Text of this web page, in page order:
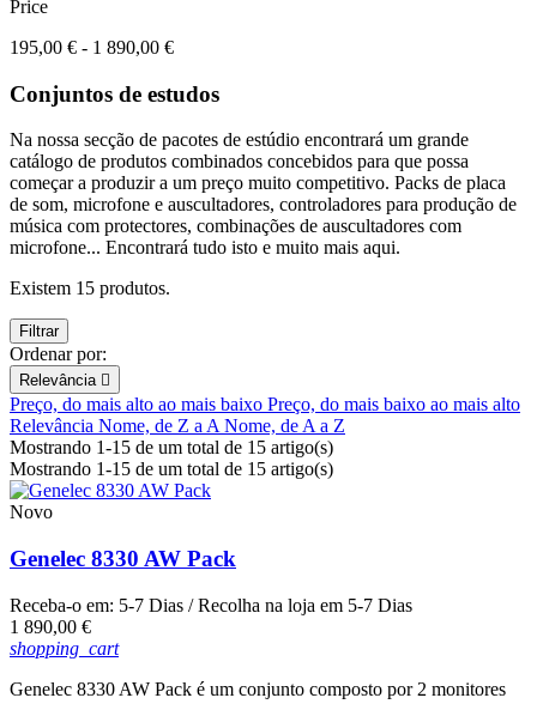
Price
195,00 € - 1 890,00 €
Conjuntos de estudos
Na nossa secção de pacotes de estúdio encontrará um grande
catálogo de produtos combinados concebidos para que possa
começar a produzir a um preço muito competitivo. Packs de placa
de som, microfone e auscultadores, controladores para produção de
música com protectores, combinações de auscultadores com
microfone... Encontrará tudo isto e muito mais aqui.
Existem 15 produtos.
Filtrar
Ordenar por:
Relevância 
Preço, do mais alto ao mais baixo Preço, do mais baixo ao mais alto
Relevância Nome, de Z a ANome, de A a Z
Mostrando 1-15 de um total de 15 artigo(s)
Mostrando 1-15 de um total de 15 artigo(s)
Novo
Genelec 8330 AW Pack
Receba-o em: 5-7 Dias / Recolha na loja em 5-7 Dias
Preço
1 890,00 €
shopping_cart
Genelec 8330 AW Pack é um conjunto composto por 2 monitores